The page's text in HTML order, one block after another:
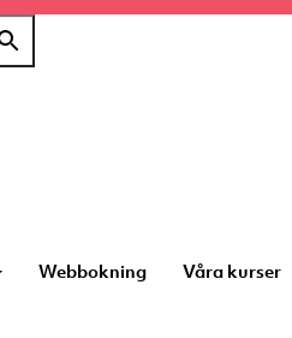
Webbokning Våra kurser